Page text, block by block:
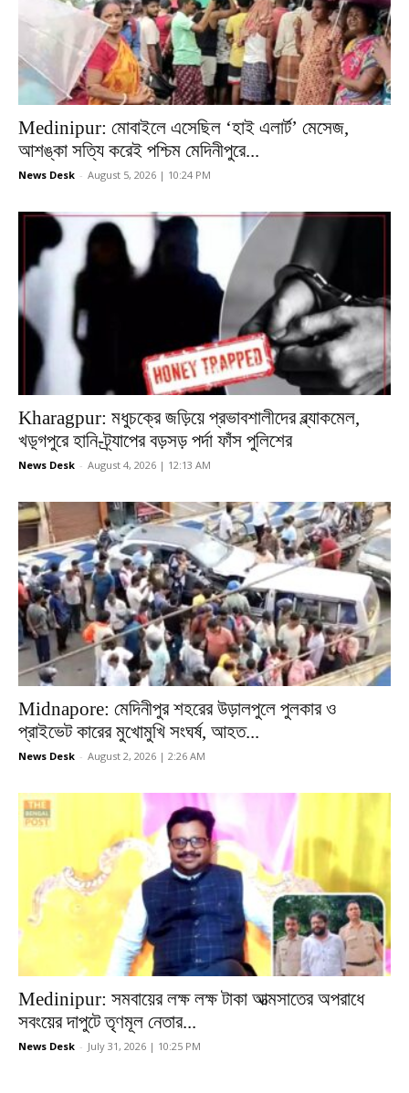
Medinipur: মোবাইলে এসেছিল ‘হাই এলার্ট’ মেসেজ,
আশঙ্কা সত্যি করেই পশ্চিম মেদিনীপুরে...
News Desk - August 5, 2026 | 10:24 PM
Kharagpur: মধুচক্রে জড়িয়ে প্রভাবশালীদের ব্ল্যাকমেল,
খড়্গপুরে হানি-ট্র্যাপের বড়সড় পর্দা ফাঁস পুলিশের
News Desk - August 4, 2026 | 12:13 AM
Midnapore: মেদিনীপুর শহরের উড়ালপুলে পুলকার ও
প্রাইভেট কারের মুখোমুখি সংঘর্ষ, আহত...
News Desk - August 2, 2026 | 2:26 AM
Medinipur: সমবায়ের লক্ষ লক্ষ টাকা আত্মসাতের অপরাধে
সবংয়ের দাপুটে তৃণমূল নেতার...
News Desk - July 31, 2026 | 10:25 PM